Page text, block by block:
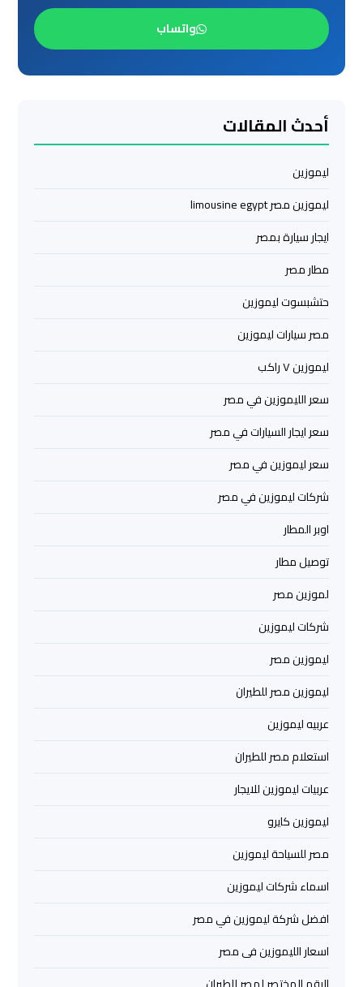
واتساب
أحدث المقالات
ليموزين
ليموزين مصر limousine egypt
ايجار سيارة بمصر
مطار مصر
حتشبسوت ليموزين
مصر سيارات ليموزين
ليموزين ٧ راكب
سعر الليموزين في مصر
سعر ايجار السيارات في مصر
سعر ليموزين في مصر
شركات ليموزين في مصر
اوبر المطار
توصيل مطار
لموزين مصر
شركات ليموزين
ليموزين مصر
ليموزين مصر للطيران
عربيه ليموزين
استعلام مصر للطيران
عربيات ليموزين للايجار
ليموزين كايرو
مصر للسياحة ليموزين
اسماء شركات ليموزين
افضل شركة ليموزين في مصر
اسعار الليموزين فى مصر
ليموزين
الاسكندرية
الى
القاهرة
القاهرة
ليموزين
القاهرة
القاهرة
ليموزين
ليموزين
ليموزين
مطروح
ليموزين
الغردقة